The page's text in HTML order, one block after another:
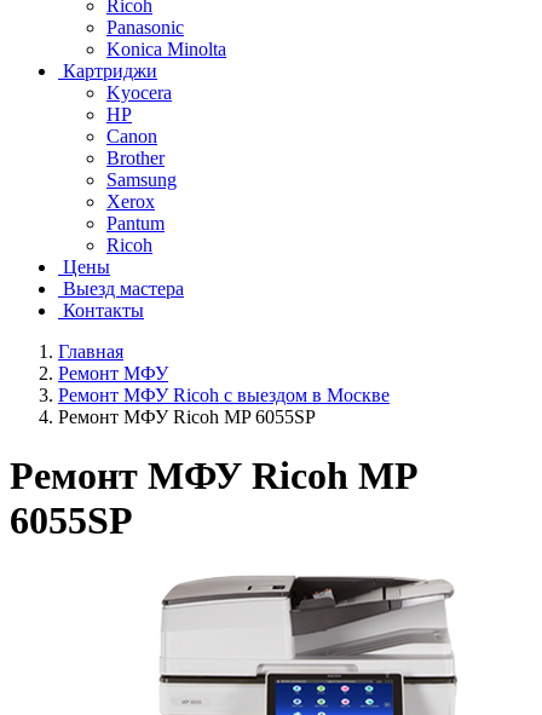
Ricoh
Panasonic
Konica Minolta
Картриджи
Kyocera
HP
Canon
Brother
Samsung
Xerox
Pantum
Ricoh
Цены
Выезд мастера
Контакты
Главная
Ремонт МФУ
Ремонт МФУ Ricoh с выездом в Москве
Ремонт МФУ Ricoh MP 6055SP
Ремонт МФУ Ricoh MP
6055SP